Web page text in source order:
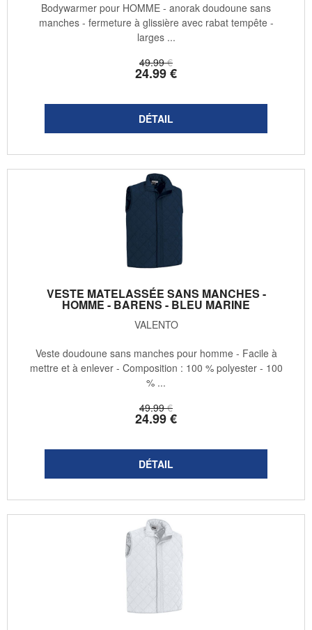
49.99 €
24.99€
Bodywarmer pour HOMME - anorak doudoune sans
manches - fermeture à glissière avec rabat tempête -
larges ...
VESTE MATELASSÉE SANS MANCHES -
HOMME - BARENS - BLEU MARINE
VALENTO
49.99 €
24.99€
Veste doudoune sans manches pour homme - Facile à
mettre et à enlever - Composition : 100 % polyester - 100
% ...